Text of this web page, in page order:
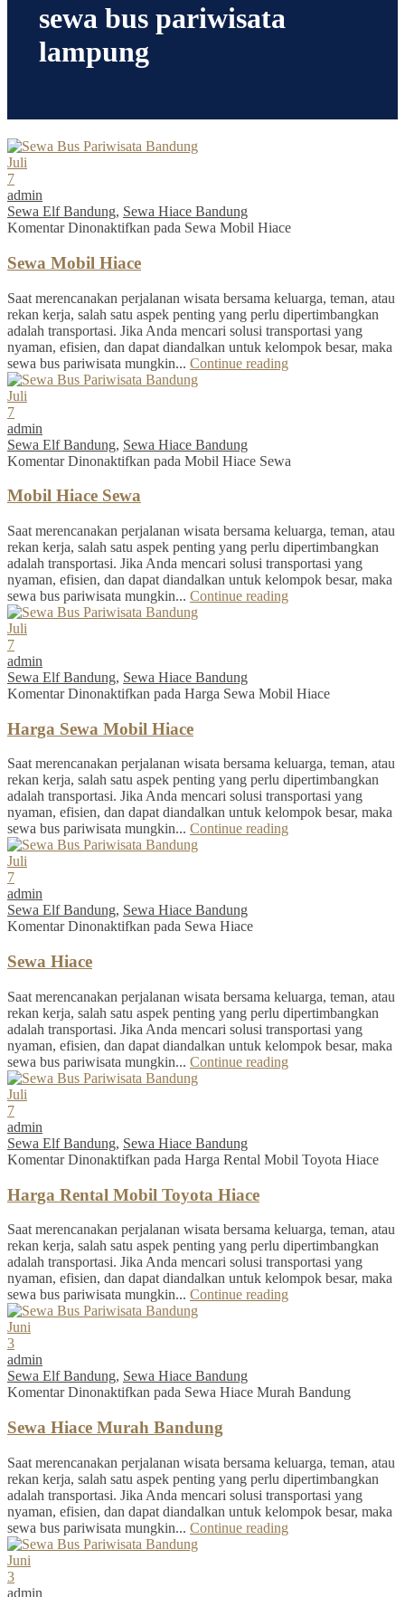
sewa bus pariwisata
lampung
Juli
7
admin
Sewa Elf Bandung, Sewa Hiace Bandung
Komentar Dinonaktifkan pada Sewa Mobil Hiace
Sewa Mobil Hiace
Saat merencanakan perjalanan wisata bersama keluarga, teman, atau
rekan kerja, salah satu aspek penting yang perlu dipertimbangkan
adalah transportasi. Jika Anda mencari solusi transportasi yang
nyaman, efisien, dan dapat diandalkan untuk kelompok besar, maka
sewa bus pariwisata mungkin... Continue reading
Juli
7
admin
Sewa Elf Bandung, Sewa Hiace Bandung
Komentar Dinonaktifkan pada Mobil Hiace Sewa
Mobil Hiace Sewa
Saat merencanakan perjalanan wisata bersama keluarga, teman, atau
rekan kerja, salah satu aspek penting yang perlu dipertimbangkan
adalah transportasi. Jika Anda mencari solusi transportasi yang
nyaman, efisien, dan dapat diandalkan untuk kelompok besar, maka
sewa bus pariwisata mungkin... Continue reading
Juli
7
admin
Sewa Elf Bandung, Sewa Hiace Bandung
Komentar Dinonaktifkan pada Harga Sewa Mobil Hiace
Harga Sewa Mobil Hiace
Saat merencanakan perjalanan wisata bersama keluarga, teman, atau
rekan kerja, salah satu aspek penting yang perlu dipertimbangkan
adalah transportasi. Jika Anda mencari solusi transportasi yang
nyaman, efisien, dan dapat diandalkan untuk kelompok besar, maka
sewa bus pariwisata mungkin... Continue reading
Juli
7
admin
Sewa Elf Bandung, Sewa Hiace Bandung
Komentar Dinonaktifkan pada Sewa Hiace
Sewa Hiace
Saat merencanakan perjalanan wisata bersama keluarga, teman, atau
rekan kerja, salah satu aspek penting yang perlu dipertimbangkan
adalah transportasi. Jika Anda mencari solusi transportasi yang
nyaman, efisien, dan dapat diandalkan untuk kelompok besar, maka
sewa bus pariwisata mungkin... Continue reading
Juli
7
admin
Sewa Elf Bandung, Sewa Hiace Bandung
Komentar Dinonaktifkan pada Harga Rental Mobil Toyota Hiace
Harga Rental Mobil Toyota Hiace
Saat merencanakan perjalanan wisata bersama keluarga, teman, atau
rekan kerja, salah satu aspek penting yang perlu dipertimbangkan
adalah transportasi. Jika Anda mencari solusi transportasi yang
nyaman, efisien, dan dapat diandalkan untuk kelompok besar, maka
sewa bus pariwisata mungkin... Continue reading
Juni
3
admin
Sewa Elf Bandung, Sewa Hiace Bandung
Komentar Dinonaktifkan pada Sewa Hiace Murah Bandung
Sewa Hiace Murah Bandung
Saat merencanakan perjalanan wisata bersama keluarga, teman, atau
rekan kerja, salah satu aspek penting yang perlu dipertimbangkan
adalah transportasi. Jika Anda mencari solusi transportasi yang
nyaman, efisien, dan dapat diandalkan untuk kelompok besar, maka
sewa bus pariwisata mungkin... Continue reading
Juni
3
admin